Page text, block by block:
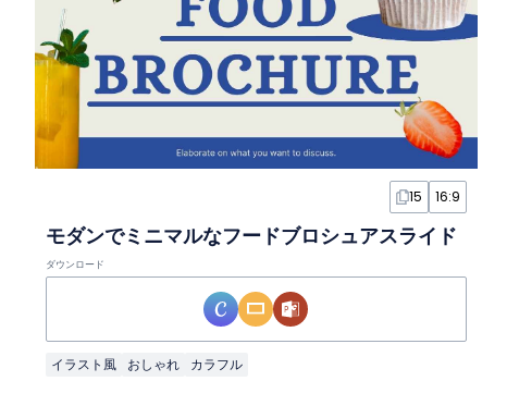
15 16:9
モダンでミニマルなフードブロシュアスライド
ダウンロード
イラスト風 おしゃれ カラフル